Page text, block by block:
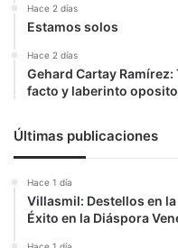
Hace 2 días
Estamos solos
Hace 2 días
Gehard Cartay
facto y laberinto
Últimas publicaciones
Hace 1 día
Villasmil: Destellos en
Éxito en la Diáspora
Hace 1 día